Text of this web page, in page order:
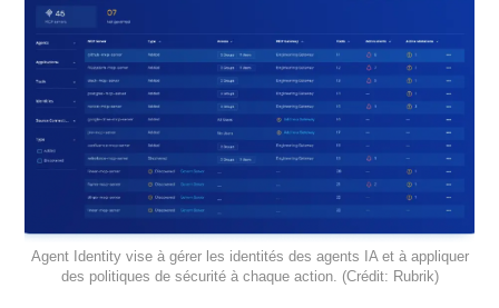
Agent Identity vise à gérer les identités des agents IA et à appliquer
des politiques de sécurité à chaque action. (Crédit: Rubrik)